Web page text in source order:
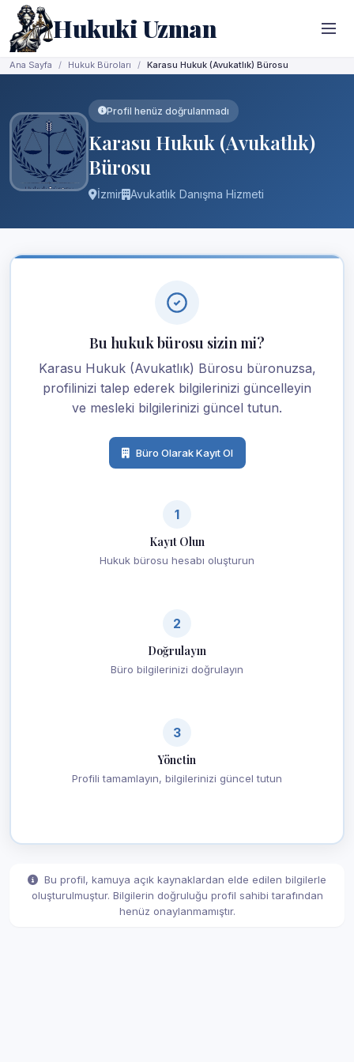
Hukuki Uzman
Ana Sayfa Hukuk Büroları Karasu Hukuk (Avukatlık) Bürosu
Profil henüz doğrulanmadı
Karasu Hukuk (Avukatlık)
Bürosu
İzmir Avukatlık Danışma Hizmeti
Bu hukuk bürosu sizin mi?
Karasu Hukuk (Avukatlık) Bürosu büronuzsa,
profilinizi talep ederek bilgilerinizi güncelleyin
ve mesleki bilgilerinizi güncel tutun.
Büro Olarak Kayıt Ol
1
Kayıt Olun
Hukuk bürosu hesabı oluşturun
2
Doğrulayın
Büro bilgilerinizi doğrulayın
3
Yönetin
Profili tamamlayın, bilgilerinizi güncel tutun
Bu profil, kamuya açık kaynaklardan elde edilen bilgilerle
oluşturulmuştur. Bilgilerin doğruluğu profil sahibi tarafından
henüz onaylanmamıştır.